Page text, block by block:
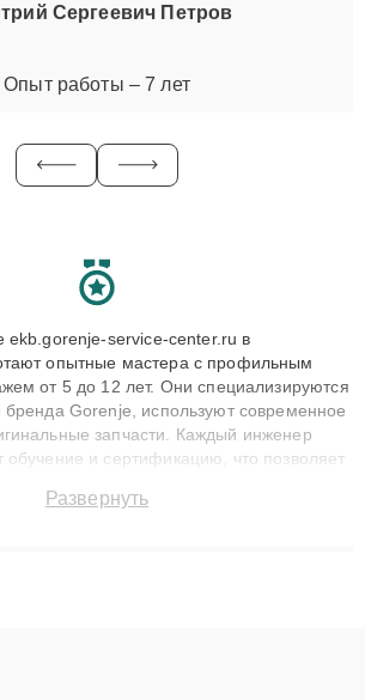
Сергеевич Петров
Опыт работы – 7 лет
ekb.gorenje-service-center.ru в
опытные мастера с профильным
от 5 до 12 лет. Они специализируются
бренда Gorenje, используют современное
запчасти. Каждый инженер
обучение и сертификацию, что позволяет
гарантии до 3 лет. Наши мастера
Развернуть